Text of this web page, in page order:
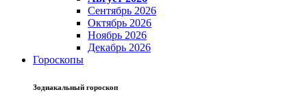
Сентябрь 2026
Октябрь 2026
Ноябрь 2026
Декабрь 2026
Гороскопы
Зодиакальный гороскоп